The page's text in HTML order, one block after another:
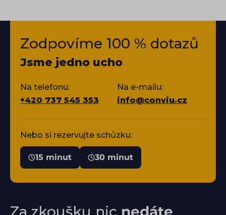
Zodpovíme 100 % dotazů
Jsme jedno ucho
Na telefonu:
+420 737 545 353
Na e-mailu:
info@conviu.cz
Nebo si rezervujte schůzku:
15 minut 30 minut
Za zkoušku nic nedáte